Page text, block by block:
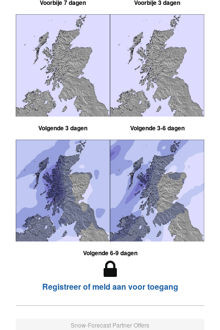
Voorbije 7 dagen Voorbije 3 dagen
Volgende 3 dagen Volgende 3-6 dagen
Volgende 6-9 dagen
Registreer of meld aan voor toegang
Snow-Forecast Partner Offers